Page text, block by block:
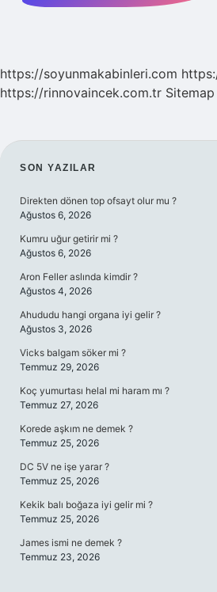
https://soyunmakabinleri.com
https://rinnovaincek.com.tr Sitemap
SIDEBAR
SON YAZILAR
Direkten dönen top ofsayt olur mu ?
Ağustos 6, 2026
Kumru uğur getirir mi ?
Ağustos 6, 2026
Aron Feller aslında kimdir ?
Ağustos 4, 2026
Ahududu hangi organa iyi gelir ?
Ağustos 3, 2026
Vicks balgam söker mi ?
Temmuz 29, 2026
Koç yumurtası helal mi haram mı ?
Temmuz 27, 2026
Korede aşkım ne demek ?
Temmuz 25, 2026
DC 5V ne işe yarar ?
Temmuz 25, 2026
Kekik balı boğaza iyi gelir mi ?
Temmuz 25, 2026
James ismi ne demek ?
Temmuz 23, 2026